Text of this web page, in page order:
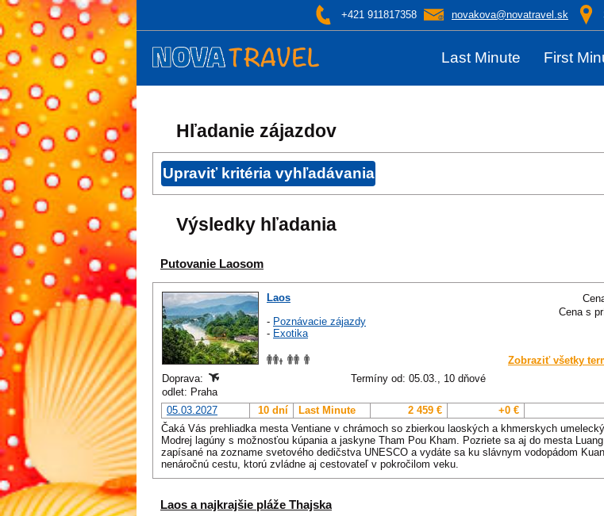
+421 911817358 novakova@novatravel.sk
Last Minute First
Hľadanie zájazdov
Výsledky hľadania
Putovanie Laosom
Cena s
Laos
- Poznávacie zájazdy
- Exotika
Zobraziť všetky
Doprava:
Termíny od: 05.03., 10 dňové
odlet: Praha
05.03.2027
10 dní Last Minute 2 459 € +0 €
Čaká Vás prehliadka mesta Ventiane v chrámoch so zbierkou laoských a khmerskych
Modrej lagúny s možnosťou kúpania a jaskyne Tham Pou Kham. Pozriete sa aj do mesta
zapísané na zozname svetového dedičstva UNESCO a vydáte sa ku slávnym vodopádom
nenáročnú cestu, ktorú zvládne aj cestovateľ v pokročilom veku.
Laos a najkrajšie pláže Thajska